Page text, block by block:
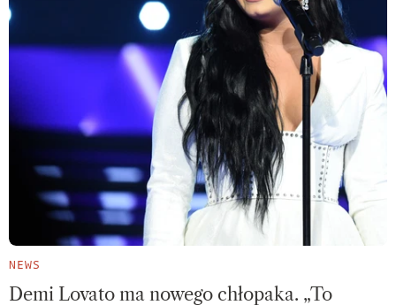
NEWS
Demi Lovato ma nowego chłopaka. „To